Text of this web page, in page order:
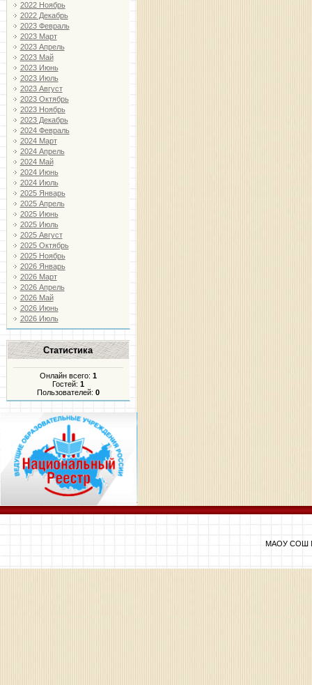
2022 Ноябрь
2022 Декабрь
2023 Февраль
2023 Март
2023 Апрель
2023 Май
2023 Июнь
2023 Июль
2023 Август
2023 Октябрь
2023 Ноябрь
2023 Декабрь
2024 Февраль
2024 Март
2024 Апрель
2024 Май
2024 Июнь
2024 Июль
2025 Январь
2025 Апрель
2025 Июнь
2025 Июль
2025 Август
2025 Октябрь
2025 Ноябрь
2026 Январь
2026 Март
2026 Апрель
2026 Май
2026 Июнь
2026 Июль
Статистика
Онлайн всего: 1
Гостей: 1
Пользователей: 0
МАОУ СОШ